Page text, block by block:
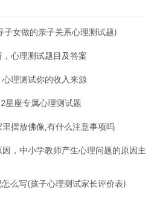
子女做的亲子关系心理测试题)
心理测试题目及答案
理测试你的收入来源
星座专属心理测试题
摆放佛像,有什么注意事项吗
，中小学教师产生心理问题的原因主
么写(孩子心理测试家长评价表)